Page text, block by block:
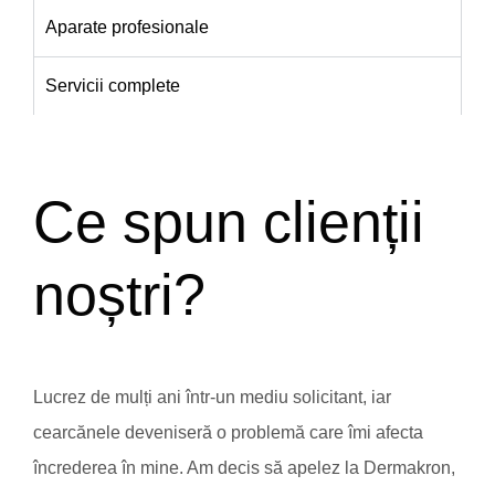
Aparate profesionale
Servicii complete
Ce spun clienții
noștri?
Lucrez de mulți ani într-un mediu solicitant, iar
cearcănele deveniseră o problemă care îmi afecta
încrederea în mine. Am decis să apelez la Dermakron,